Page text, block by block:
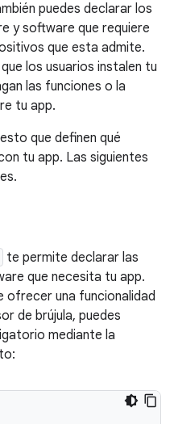
puedes declarar los
y software que requiere
que esta admite.
los usuarios instalen tu
las funciones o la
tu app.
que definen qué
tu app. Las siguientes
te permite declarar las
que necesita tu app.
ofrecer una funcionalidad
de brújula, puedes
mediante la